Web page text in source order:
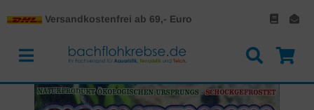
Versandkostenfrei ab 69,- Euro